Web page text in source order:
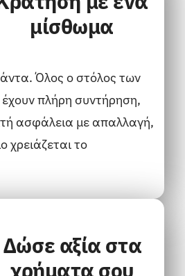
μίσθωμα
Όλος ο στόλος των
πλήρη συντήρηση,
ασφάλεια με απαλλαγή,
χρειάζεται το
Δώσε αξία στα
χρήματα σου